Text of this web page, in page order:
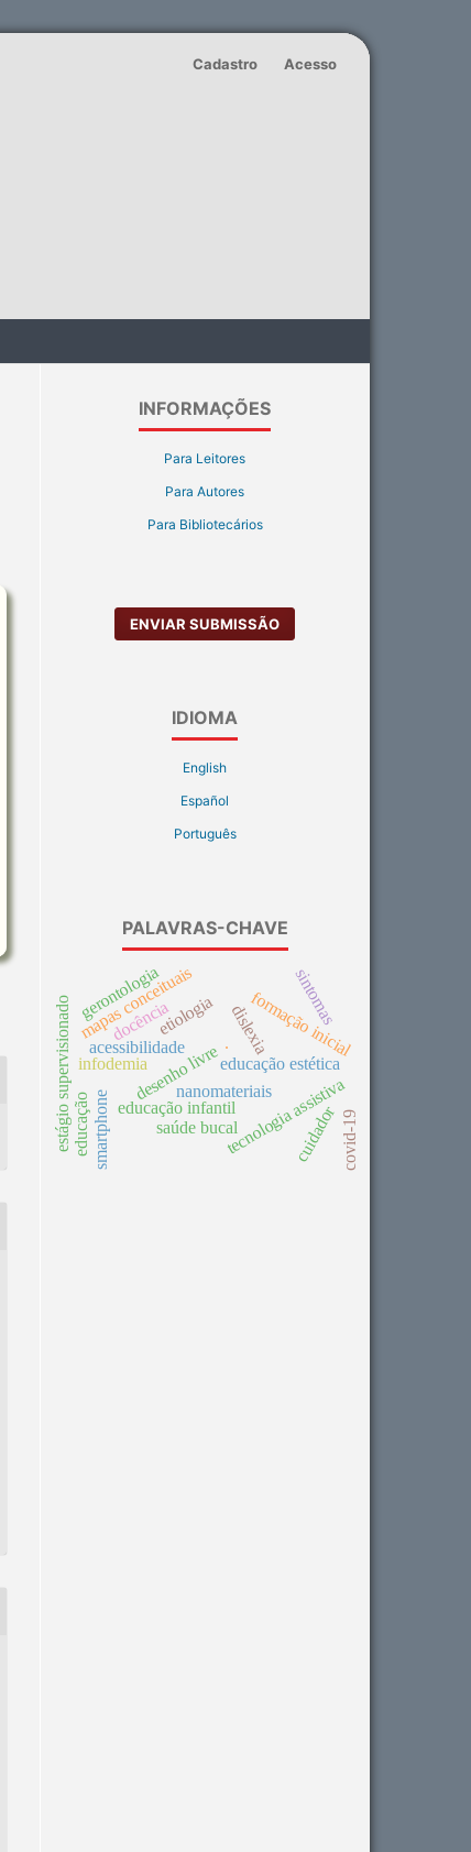
Cadastro Acesso
INFORMAÇÕES
Para Leitores
Para Autores
Para Bibliotecários
ENVIAR SUBMISSÃO
IDIOMA
English
Español
Português
PALAVRAS-CHAVE
desenho livre
educação infantil
educação estética
acessibilidade
tecnologia assistiva
dislexia
smartphone
.
mapas conceituais
estágio supervisionado formação inicial
docência
nanomateriais
etiologia
educação cuidador
gerontologia
saúde bucal
sintomas
infodemia
covid-19